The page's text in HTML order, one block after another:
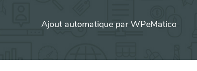
Ajout automatique par WPeMatico